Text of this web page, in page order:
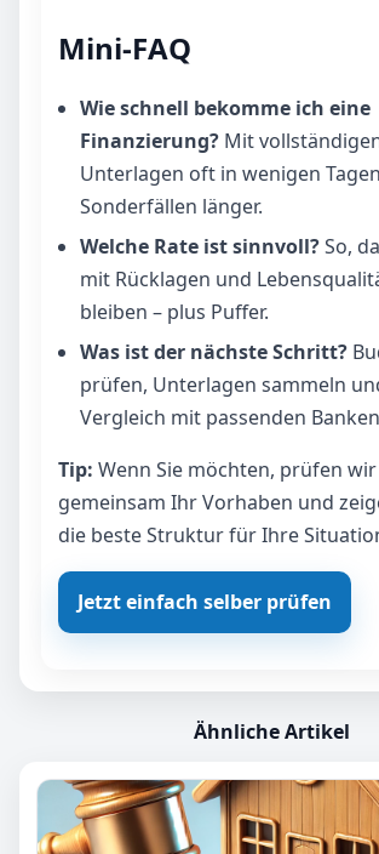
Mini-FAQ
Wie schnell bekomme ich eine
Finanzierung? Mit
Unterlagen oft in wenigen
Sonderfällen länger.
Welche Rate ist sinnvoll?So,
mit Rücklagen und
bleiben – plus Puffer.
Was ist der nächste Schritt?
prüfen, Unterlagen sammeln
Vergleich mit passenden
Tip: Wenn Sie möchten, prüfen wir
gemeinsam Ihr Vorhaben und
die beste Struktur für Ihre
Jetzt einfach selber prüfen
Ähnliche Artikel